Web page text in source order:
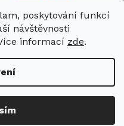
poskytování funkcí
návštěvnosti
informací zde.
Shopcode
. Všechna práva vyhrazena.